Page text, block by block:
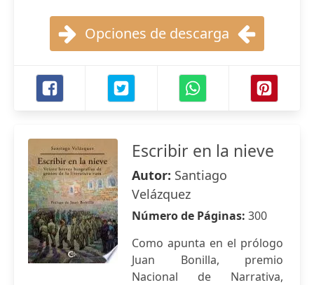
Opciones de descarga
Escribir en la nieve
Autor: Santiago
Velázquez
Número de Páginas: 300
Como apunta en el prólogo
Juan Bonilla, premio
Nacional de Narrativa,